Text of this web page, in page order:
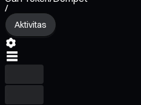
/
Aktivitas